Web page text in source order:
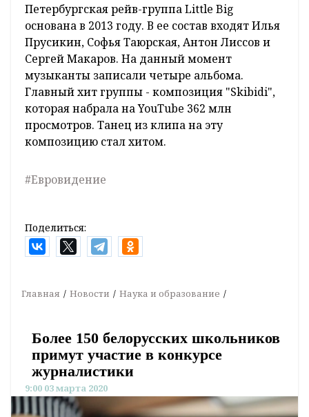
Петербургская рейв-группа Little Big
основана в 2013 году. В ее состав входят Илья
Прусикин, Софья Таюрская, Антон Лиссов и
Сергей Макаров. На данный момент
музыканты записали четыре альбома.
Главный хит группы - композиция "Skibidi",
которая набрала на YouTube 362 млн
просмотров. Танец из клипа на эту
композицию стал хитом.
#Евровидение
Поделиться:
Главная Новости Наука и образование
Более 150 белорусских школьников
примут участие в конкурсе
журналистики
9:00 03 марта 2020